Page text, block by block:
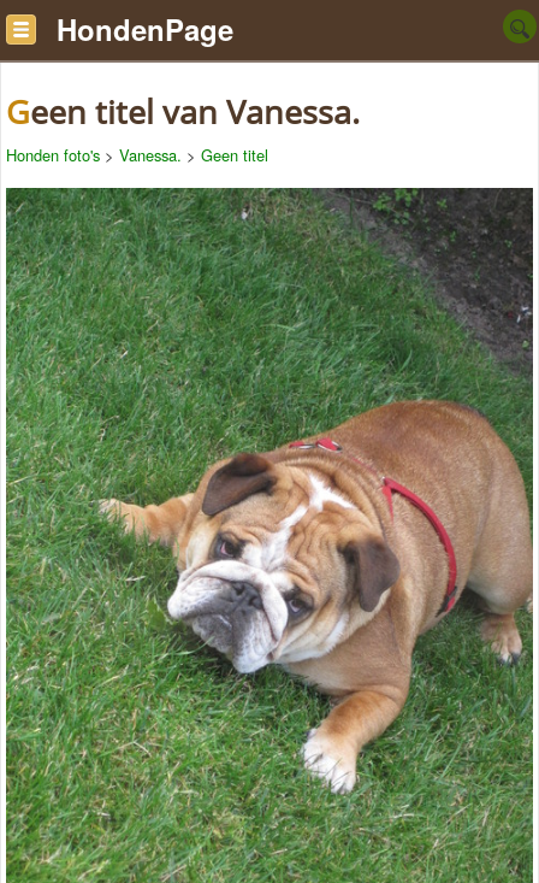
HondenPage
Geen titel van Vanessa.
Honden foto's > Vanessa. > Geen titel